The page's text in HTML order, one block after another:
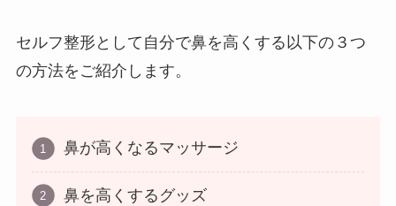
セルフ整形として自分で鼻を高くする以下の３つ
の方法をご紹介します。
鼻が高くなるマッサージ
鼻を高くするグッズ